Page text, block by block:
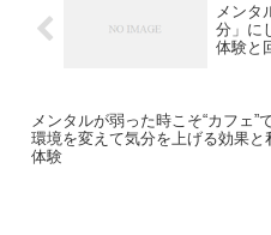
メンタ
分」に
体験と
メンタルが弱った時こそ“カフェ”
環境を変えて気分を上げる効果と
体験